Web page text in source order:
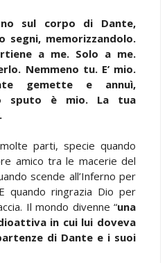
sul corpo di Dante,
segni, memorizzandolo.
a me. Solo a me.
Nemmeno tu. E’ mio.
gemette e annuì,
sputo è mio. La tua
parti, specie quando
amico tra le macerie del
scende all’Inferno per
quando ringrazia Dio per
Il mondo divenne “una
in cui lui doveva
di Dante e i suoi